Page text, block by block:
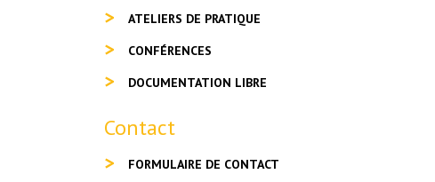
ATELIERS DE PRATIQUE
CONFÉRENCES
DOCUMENTATION LIBRE
Contact
FORMULAIRE DE CONTACT